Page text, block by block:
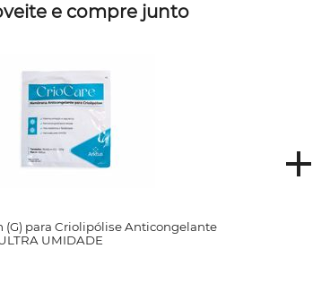
e compre junto
(G) para Criolipólise Anticongelante
UMIDADE